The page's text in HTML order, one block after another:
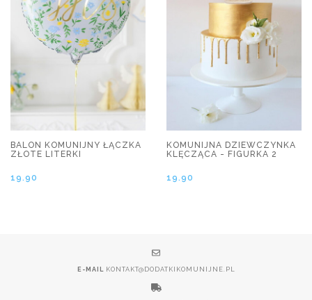
BALON KOMUNIJNY ŁĄCZKA
ZŁOTE LITERKI
19.90
KOMUNIJNA DZIEWCZYNKA
KLĘCZĄCA - FIGURKA 2
19.90
E-MAIL KONTAKT@DODATKIKOMUNIJNE.PL